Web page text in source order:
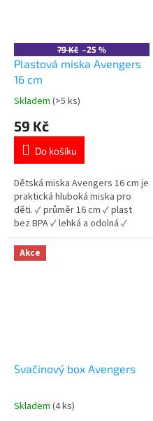
79 Kč –25 %
Plastová miska Avengers
16 cm
Průměrné
produktu
5,0
5
hvězdiček.
Skladem (>5 ks)
59 Kč
Do košíku
Dětská miska Avengers 16 cm je
praktická hluboká miska pro
děti. ✓ průměr 16 cm ✓ plast
bez BPA ✓ lehká a odolná ✓
licencovaný motiv Avengers 👉
Více produktů Avengers
Akce
Svačinový box Avengers
Průměrné
Skladem (4 ks)